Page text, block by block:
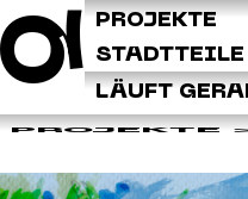
PROJEKTE
STADTTEILE
LÄUFT
PROJEKTE